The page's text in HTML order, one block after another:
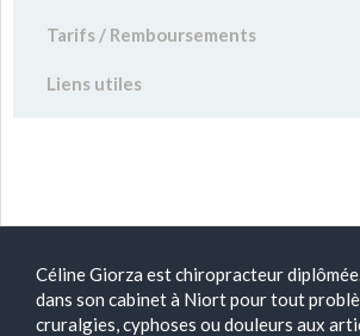
Tarifs / Remboursements
Liens utiles
Céline Giorza est chiropracteur
dans son cabinet à Niort pour tout
cruralgies, cyphoses ou douleurs aux